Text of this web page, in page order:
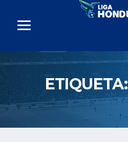
ETIQUETA: